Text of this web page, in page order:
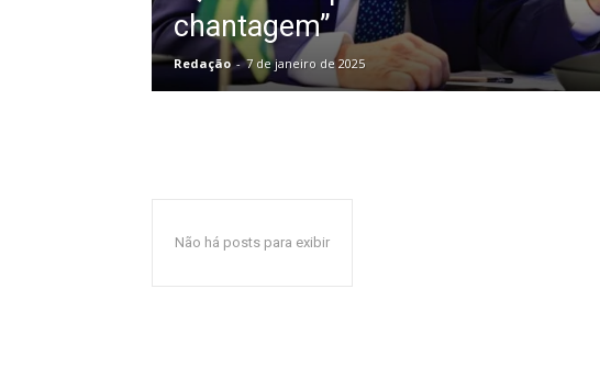
chantagem”
Redação - 7 de janeiro de 2025
Não há posts para exibir